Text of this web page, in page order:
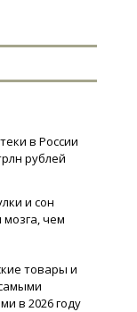
в России
рублей
и сон
мозга, чем
товары и
в 2026 году